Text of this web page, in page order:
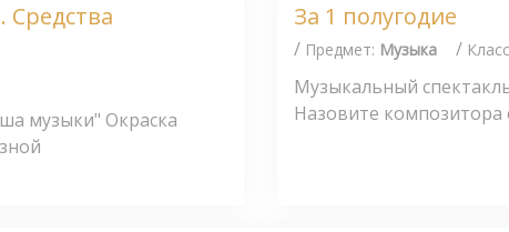
музыки" Окраска
За 1 полугодие
/ Предмет: Музыка /
Музыкальный
Назовите